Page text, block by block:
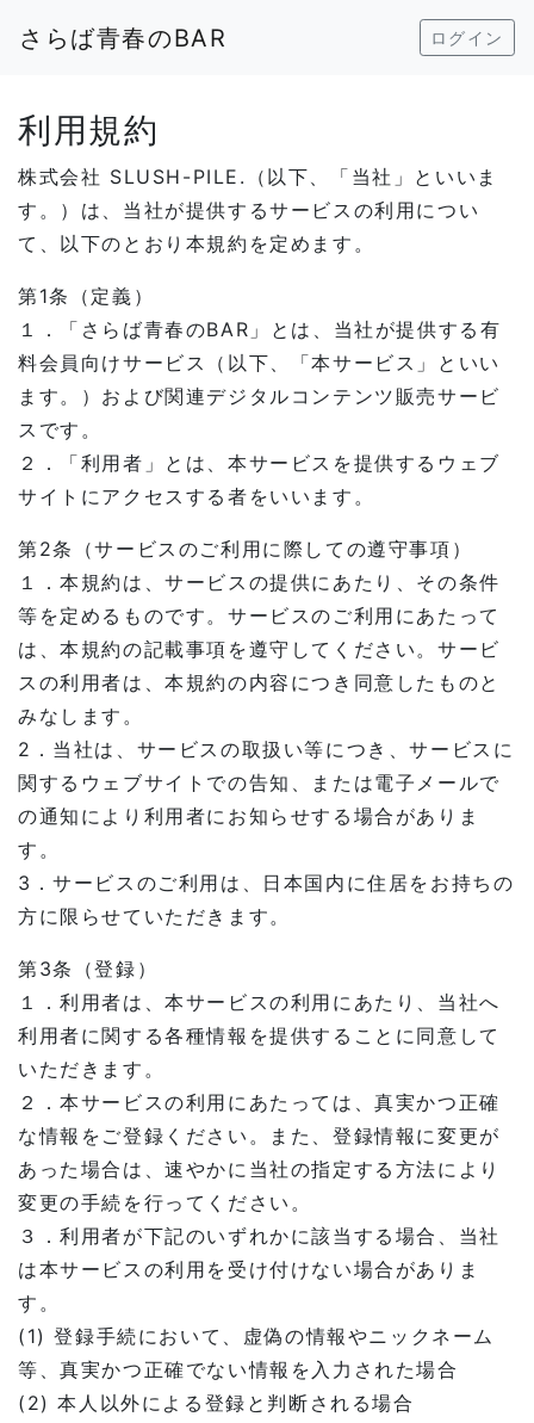
さらば青春のBAR ログイン
利用規約
株式会社 SLUSH-PILE.（以下、「当社」といいま
す。）は、当社が提供するサービスの利用につい
て、以下のとおり本規約を定めます。
第1条（定義）
１．「さらば青春のBAR」とは、当社が提供する有
料会員向けサービス（以下、「本サービス」といい
ます。）および関連デジタルコンテンツ販売サービ
スです。
２．「利用者」とは、本サービスを提供するウェブ
サイトにアクセスする者をいいます。
第2条（サービスのご利用に際しての遵守事項）
１．本規約は、サービスの提供にあたり、その条件
等を定めるものです。サービスのご利用にあたって
は、本規約の記載事項を遵守してください。サービ
スの利用者は、本規約の内容につき同意したものと
みなします。
2．当社は、サービスの取扱い等につき、サービスに
関するウェブサイトでの告知、または電子メールで
の通知により利用者にお知らせする場合がありま
す。
3．サービスのご利用は、日本国内に住居をお持ちの
方に限らせていただきます。
第3条（登録）
１．利用者は、本サービスの利用にあたり、当社へ
利用者に関する各種情報を提供することに同意して
いただきます。
２．本サービスの利用にあたっては、真実かつ正確
な情報をご登録ください。また、登録情報に変更が
あった場合は、速やかに当社の指定する方法により
変更の手続を行ってください。
３．利用者が下記のいずれかに該当する場合、当社
は本サービスの利用を受け付けない場合がありま
す。
(1) 登録手続において、虚偽の情報やニックネーム
等、真実かつ正確でない情報を入力された場合
(2) 本人以外による登録と判断される場合